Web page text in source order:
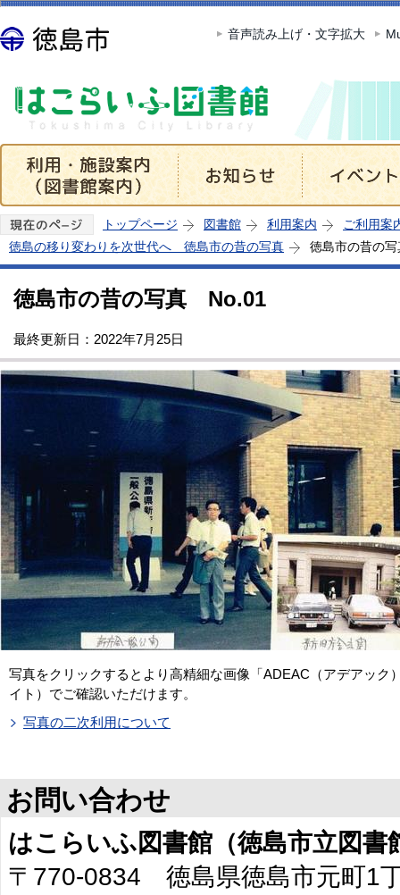
この
音声読み上げ・文字拡大
トップページ 図書館 利用案内
ご利用案
徳島の移り変わりを次世代へ 徳島市の昔の写真
徳島市の昔の
徳島市の昔の写真 No.01
最終更新日：2022年7月25日
写真をクリックするとより高精細な画像「ADEAC（アデアック
イト）でご確認いただけます。
写真の二次利用について
お問い合わせ
はこらいふ図書館（徳島市立図書
〒770-0834 徳島県徳島市元町1